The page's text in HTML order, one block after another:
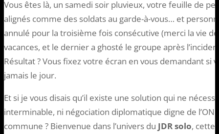
Vous êtes là, un samedi soir pluvieux, votre feuille de
alignés comme des soldats au garde-à-vous… et
annulé pour la troisième fois consécutive (merci la vie
vacances, et le dernier a ghosté le groupe après
Résultat ? Vous fixez votre écran en vous demandant si
jamais le jour.
Et si je vous disais qu’il existe une solution qui ne
interminable, ni négociation diplomatique digne de
commune ? Bienvenue dans l’univers du JDR solo, cette